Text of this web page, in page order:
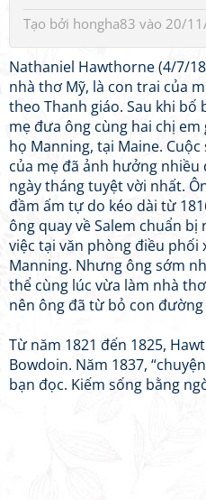
Tạo bởi hongha83 vào 20/
Nathaniel Hawthorne (4/7/
nhà thơ Mỹ, là con trai của
theo Thanh giáo. Sau khi bố
mẹ đưa ông cùng hai chị
họ Manning, tại Maine.
của mẹ đã ảnh hưởng
ngày tháng tuyệt vời nhất.
đầm ấm tự do kéo dài từ
ông quay về Salem chuẩn
việc tại văn phòng điều phối
Manning. Nhưng ông sớm
thể cùng lúc vừa làm nhà
nên ông đã từ bỏ con
Từ năm 1821 đến 1825,
Bowdoin. Năm 1837,
bạn đọc. Kiếm sống bằng